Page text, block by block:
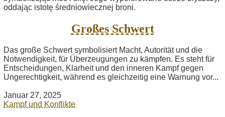
Großes Schwert
Das große Schwert symbolisiert Macht, Autorität und die
Notwendigkeit, für Überzeugungen zu kämpfen. Es steht für
Entscheidungen, Klarheit und den inneren Kampf gegen
Ungerechtigkeit, während es gleichzeitig eine Warnung vor...
Januar 27, 2025
Kampf und Konflikte